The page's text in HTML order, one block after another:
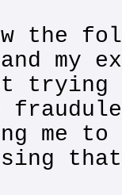
the
my
me